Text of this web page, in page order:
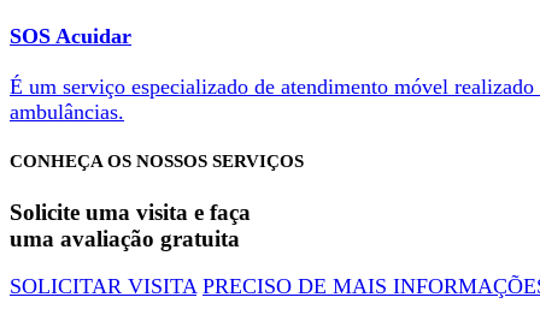
SOS Acuidar
É um serviço especializado de atendimento móvel realizado
ambulâncias.
CONHEÇA OS NOSSOS SERVIÇOS
Solicite uma visita e faça
uma avaliação gratuita
SOLICITAR VISITA PRECISO DE MAIS